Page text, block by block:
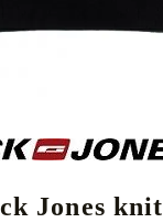
Jones knit